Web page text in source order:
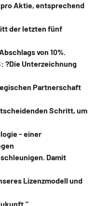
Aktie, entsprechend
der letzten fünf
von 10%.
?Die Unterzeichnung
Partnerschaft
Schritt, um
- einer
Damit
Lizenzmodell und